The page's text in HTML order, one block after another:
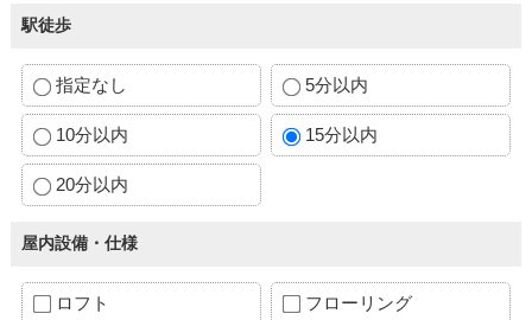
駅徒歩
指定なし 5分以内
10分以内 15分以内
20分以内
屋内設備・仕様
ロフト フローリング